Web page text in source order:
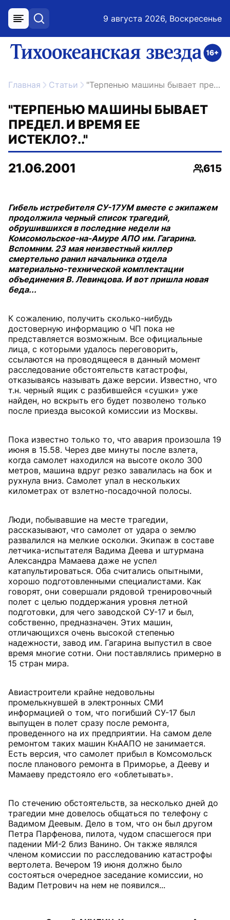
меню поиск 9 августа 2026, Воскресенье
ссылка на главную
Главная Статьи "Терпенью машины бывает предел. И время ее истекло?.."
"ТЕРПЕНЬЮ МАШИНЫ БЫВАЕТ
ПРЕДЕЛ. И ВРЕМЯ ЕЕ
ИСТЕКЛО?.."
21.06.2001
615
Гибель истребителя СУ-17УМ вместе с экипажем
продолжила черный список трагедий,
обрушившихся в последние недели на
Комсомольское-на-Амуре АПО им. Гагарина.
Вспомним. 23 мая неизвестный киллер
смертельно ранил начальника отдела
материально-технической комплектации
объединения В. Левинцова. И вот пришла новая
беда...
К сожалению, получить сколько-нибудь
достоверную информацию о ЧП пока не
представляется возможным. Все официальные
лица, с которыми удалось переговорить,
ссылаются на проводящееся в данный момент
расследование обстоятельств катастрофы,
отказываясь называть даже версии. Известно, что
т.н. черный ящик с разбившейся «сушки» уже
найден, но вскрыть его будет позволено только
после приезда высокой комиссии из Москвы.
Пока известно только то, что авария произошла 19
июня в 15.58. Через две минуты после взлета,
когда самолет находился на высоте около 300
метров, машина вдруг резко завалилась на бок и
рухнула вниз. Самолет упал в нескольких
километрах от взлетно-посадочной полосы.
Люди, побывавшие на месте трагедии,
рассказывают, что самолет от удара о землю
развалился на мелкие осколки. Экипаж в составе
летчика-испытателя Вадима Деева и штурмана
Александра Мамаева даже не успел
катапультироваться. Оба считались опытными,
хорошо подготовленными специалистами. Как
говорят, они совершали рядовой тренировочный
полет с целью поддержания уровня летной
подготовки, для чего заводской СУ-17 и был,
собственно, предназначен. Этих машин,
отличающихся очень высокой степенью
надежности, завод им. Гагарина выпустил в свое
время многие сотни. Они поставлялись примерно в
15 стран мира.
Авиастроители крайне недовольны
промелькнувшей в электронных СМИ
информацией о том, что погибший СУ-17 был
выпущен в полет сразу после ремонта,
проведенного на их предприятии. На самом деле
ремонтом таких машин КнААПО не занимается.
Есть версия, что самолет прибыл в Комсомольск
после планового ремонта в Приморье, а Дееву и
Мамаеву предстояло его «облетывать».
По стечению обстоятельств, за несколько дней до
трагедии мне довелось общаться по телефону с
Вадимом Деевым. Дело в том, что он был другом
Петра Парфенова, пилота, чудом спасшегося при
падении МИ-2 близ Ванино. Он также являлся
членом комиссии по расследованию катастрофы
вертолета. Вечером 19 июня должно было
состояться очередное заседание комиссии, но
Вадим Петрович на нем не появился...